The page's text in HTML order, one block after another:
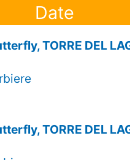
Date
TORRE DEL
TORRE DEL